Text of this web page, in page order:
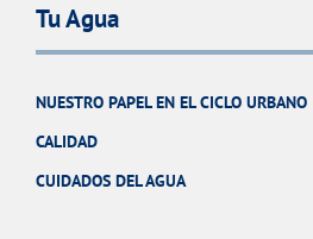
Tu Agua
NUESTRO PAPEL EN EL CICLO URBANO
CALIDAD
CUIDADOS DEL AGUA